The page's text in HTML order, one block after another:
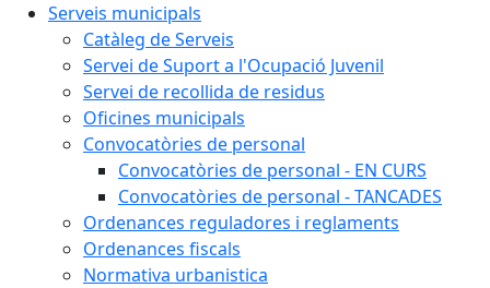
Serveis municipals
Catàleg de Serveis
Servei de Suport a l'Ocupació Juvenil
Servei de recollida de residus
Oficines municipals
Convocatòries de personal
Convocatòries de personal - EN CURS
Convocatòries de personal - TANCADES
Ordenances reguladores i reglaments
Ordenances fiscals
Normativa urbanistica